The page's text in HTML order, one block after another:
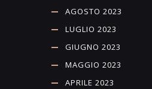
AGOSTO 2023
LUGLIO 2023
GIUGNO 2023
MAGGIO 2023
APRILE 2023